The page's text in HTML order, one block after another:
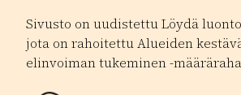
Sivusto on uudistettu Löydä
jota on rahoitettu Alueiden
elinvoiman tukeminen -